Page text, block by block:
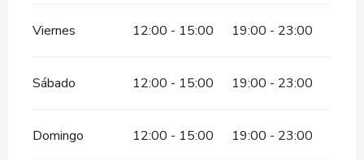
Viernes 12:00 - 15:00 19:00 - 23:00
Sábado 12:00 - 15:00 19:00 - 23:00
Domingo 12:00 - 15:00 19:00 - 23:00